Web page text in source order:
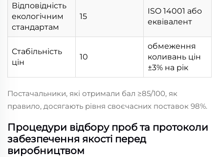
Відповідність
екологічним
стандартам
15
ISO 14001 або
еквівалент
Стабільність
цін
10
обмеження
коливань цін
±3% на рік
Постачальники, які отримали бал ≥85/100, як
правило, досягають рівня своєчасних поставок 98%.
Процедури відбору проб та протоколи
забезпечення якості перед
виробництвом